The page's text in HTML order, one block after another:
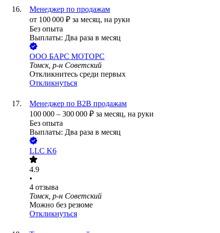
Менеджер по продажам
от 100 000 ₽ за месяц, на руки
Без опыта
Выплаты: Два раза в месяц
ООО БАРС МОТОРС
Томск, р-н Советский
Откликнитесь среди первых
Откликнуться
Менеджер по B2B продажам
100 000 – 300 000 ₽ за месяц, на руки
Без опыта
Выплаты: Два раза в месяц
LLC K6
4.9
•
4 отзыва
Томск, р-н Советский
Можно без резюме
Откликнуться